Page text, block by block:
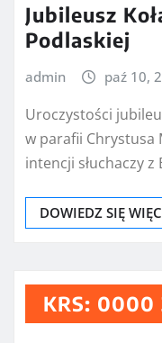
Jubileusz
Podlaskiej
admin paź 10,
Uroczystości
w parafii Chrystusa
intencji słuchaczy z
DOWIEDZ SIĘ
KRS: 0000